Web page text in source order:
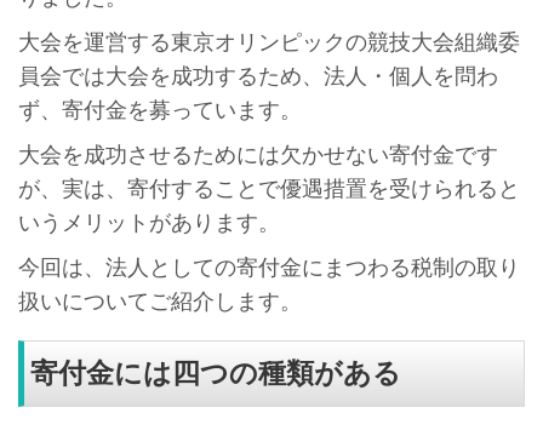
大会を運営する東京オリンピックの競技大会組織委
員会では大会を成功するため、法人・個人を問わ
ず、寄付金を募っています。
大会を成功させるためには欠かせない寄付金です
が、実は、寄付することで優遇措置を受けられると
いうメリットがあります。
今回は、法人としての寄付金にまつわる税制の取り
扱いについてご紹介します。
寄付金には四つの種類がある